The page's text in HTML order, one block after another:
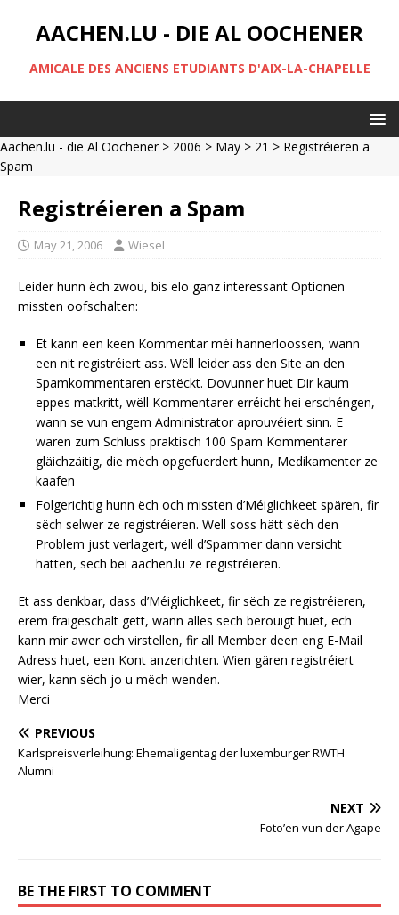
AACHEN.LU - DIE AL OOCHENER
AMICALE DES ANCIENS ETUDIANTS D'AIX-LA-CHAPELLE
Aachen.lu - die Al Oochener> 2006 > May > 21 > Registréieren a
Spam
Registréieren a Spam
May 21, 2006 Wiesel
Leider hunn ëch zwou, bis elo ganz interessant Optionen
missten oofschalten:
Et kann een keen Kommentar méi hannerloossen, wann
een nit registréiert ass. Wëll leider ass den Site an den
Spamkommentaren erstëckt. Dovunner huet Dir kaum
eppes matkritt, wëll Kommentarer erréicht hei erschéngen,
wann se vun engem Administrator aprouvéiert sinn. E
waren zum Schluss praktisch 100 Spam Kommentarer
gläichzäitig, die mëch opgefuerdert hunn, Medikamenter ze
kaafen
Folgerichtig hunn ëch och missten d’Méiglichkeet spären, fir
sëch selwer ze registréieren. Well soss hätt sëch den
Problem just verlagert, wëll d’Spammer dann versicht
hätten, sëch bei aachen.lu ze registréieren.
Et ass denkbar, dass d’Méiglichkeet, fir sëch ze registréieren,
ërem fräigeschalt gett, wann alles sëch berouigt huet, ëch
kann mir awer och virstellen, fir all Member deen eng E-Mail
Adress huet, een Kont anzerichten. Wien gären registréiert
wier, kann sëch jo u mëch wenden.
Merci
PREVIOUS
Karlspreisverleihung: Ehemaligentag der luxemburger RWTH
Alumni
NEXT
Foto’en vun der Agape
BE THE FIRST TO COMMENT